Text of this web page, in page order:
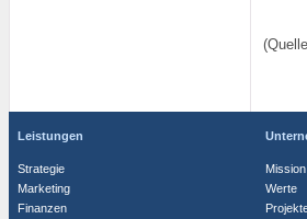
Leistungen
Strategie
Marketing
Finanzen
Werte